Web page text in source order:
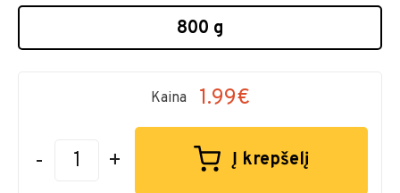
800 g
Kaina 1.99€
- + Į krepšelį